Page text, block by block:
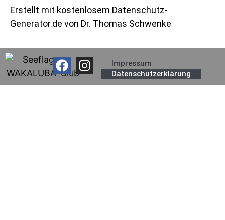
Erstellt mit kostenlosem Datenschutz-
Generator.de von Dr. Thomas Schwenke
Impressum
Datenschutzerklärung